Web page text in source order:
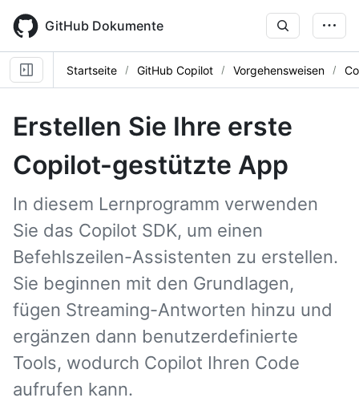
main
content
GitHub Dokumente
Startseite GitHub Copilot Vorgehensweisen
Erstellen Sie Ihre erste
Copilot-gestützte App
In diesem Lernprogramm verwenden
Sie das Copilot SDK, um einen
Befehlszeilen-Assistenten zu erstellen.
Sie beginnen mit den Grundlagen,
fügen Streaming-Antworten hinzu und
ergänzen dann benutzerdefinierte
Tools, wodurch Copilot Ihren Code
aufrufen kann.